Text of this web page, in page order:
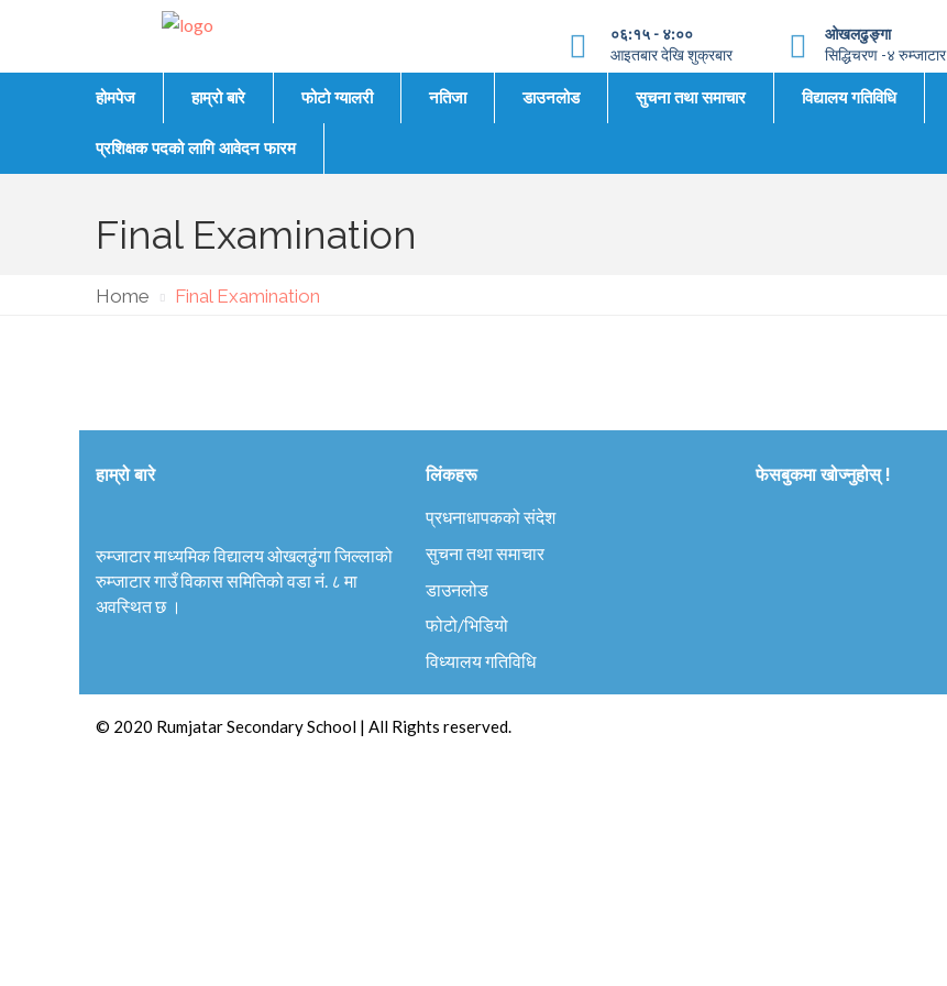
०६:१५ - ४:००
आइतबार देखि शुक्रबार
ओखलढुङ्गा
सिद्धिचरण -४ रुम्जाटार
होमपेज हाम्रो बारे फोटो ग्यालरी नतिजा डाउनलोड सुचना तथा समाचार विद्यालय गतिविधि
प्रशिक्षक पदको लागि आवेदन फारम
Final Examination
Home Final Examination
हाम्रो बारे
रुम्जाटार माध्यमिक विद्यालय ओखलढुंगा जिल्लाको
रुम्जाटार गाउँ विकास समितिको वडा नं. ८ मा
अवस्थित छ ।
लिंकहरू
प्रधनाधापकको संदेश
सुचना तथा समाचार
डाउनलोड
फोटो/भिडियो
विध्यालय गतिविधि
फेसबुकमा खोज्नुहोस् !
© 2020 Rumjatar Secondary School | All Rights reserved.